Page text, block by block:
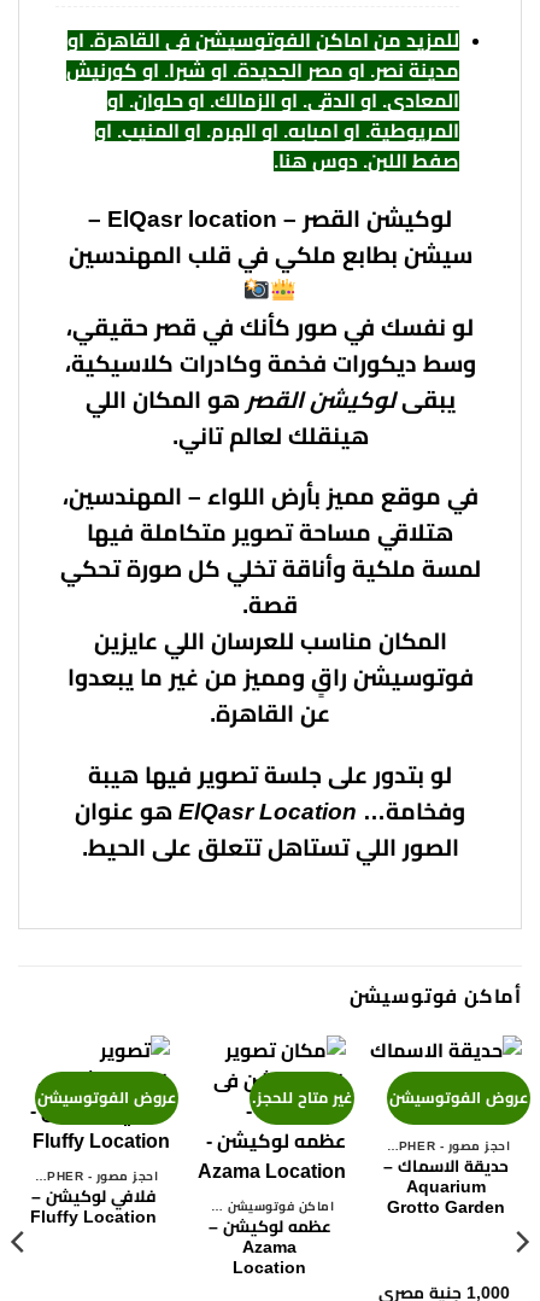
للمزيد من اماكن الفوتوسيشن فى القاهرة. او
مدينة نصر. او مصر الجديدة. او شبرا. او كورنيش
المعادي. او الدقي. او الزمالك. او حلوان. او
المريوطية. او امبابه. او الهرم. او المنيب. او
صفط اللبن. دوس هنا.
لوكيشن القصر – ElQasr location –
سيشن بطابع ملكي في قلب المهندسين
لو نفسك في صور كأنك في قصر حقيقي،
وسط ديكورات فخمة وكادرات كلاسيكية،
يبقىلوكيشن القصر هو المكان اللي
هينقلك لعالم تاني.
في موقع مميز بأرض اللواء – المهندسين،
هتلاقي مساحة تصوير متكاملة فيها
لمسة ملكية وأناقة تخلي كل صورة تحكي
قصة.
المكان مناسب للعرسان اللي عايزين
فوتوسيشن راقٍ ومميز من غير ما يبعدوا
عن القاهرة.
لو بتدور على جلسة تصوير فيها هيبة
وفخامة… ElQasr Location هو عنوان
الصور اللي تستاهل تتعلق على الحيط.
أماكن فوتوسيشن
عروض الفوتوسيشن
حديقة الاسماك –
Aquarium
Grotto Garden
1,000 جنية مصري
غير متاح للحجز.
عظمه لوكيشن –
Azama
Location
عروض الفوتوسيشن
احجز مصور - BOOK A PHOTOGRAPHER
فلافي لوكيشن –
Fluffy Location